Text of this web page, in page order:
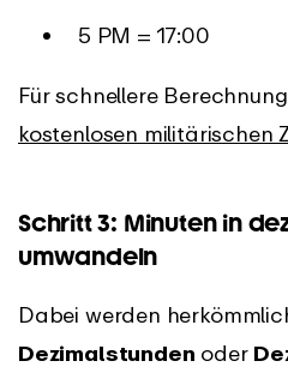
5 PM = 17:00
Für schnellere
kostenlosen militärischen
Schritt 3: Minuten in
umwandeln
Dabei werden
Dezimalstunden oder